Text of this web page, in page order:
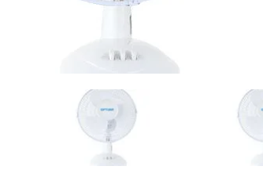
Расходные материалы и
Такелаж
Товары для дома, сада, отдыха
Электротовары